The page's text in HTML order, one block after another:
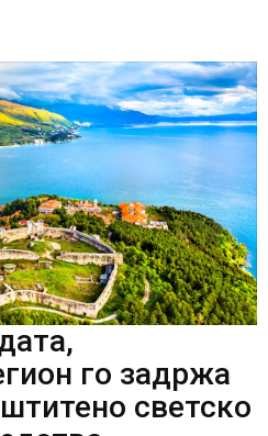
го задржа
светско